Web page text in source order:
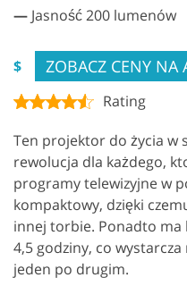
— Jasność 200 lumenów
$ ZOBACZ CENY NA
Rating
Ten projektor do życia w
rewolucja dla każdego,
programy telewizyjne w
kompaktowy, dzięki
innej torbie. Ponadto ma
4,5 godziny, co
jeden po drugim.